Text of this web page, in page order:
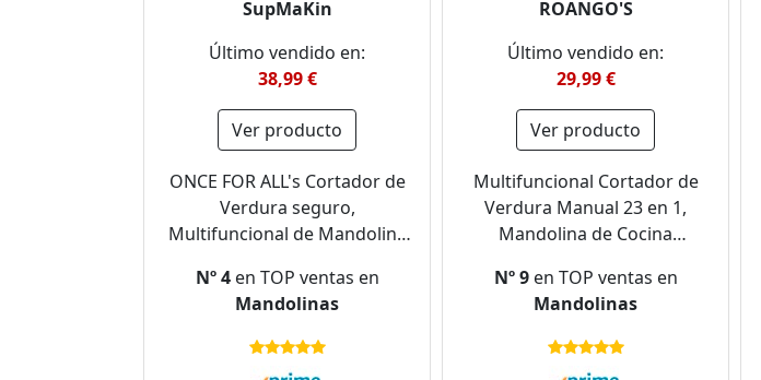
SupMaKin
Último vendido en:
38,99 €
Ver producto
ONCE FOR ALL's Cortador de
Verdura seguro,
Multifuncional de Mandolina
de acero construidas,
Artefacto de picar cocina para
patata, Para el Chef y el Hogar
Nº 4en TOP ventas en
Mandolinas
ROANGO'S
Último vendido en:
29,99 €
Ver producto
Multifuncional Cortador de
Verdura Manual 23 en 1,
Mandolina de Cocina
Verduras, Espiralizador de
Patata, Rallador Cebolla,
Cuchillas de Acero Inoxidable,
Nº 9en TOP ventas en
Mandolinas